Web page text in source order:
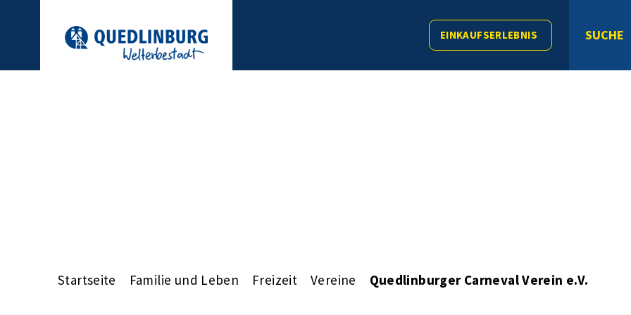
EINKAUFSERLEBNIS SUCHE
Startseite Familie und Leben Freizeit Vereine Quedlinburger Carneval Verein e.V.